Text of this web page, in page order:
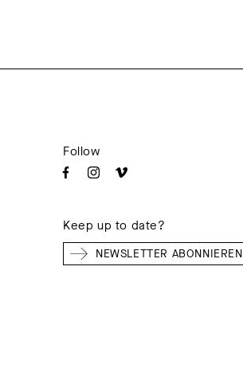
Follow
Keep up to date?
NEWSLETTER ABONNIEREN